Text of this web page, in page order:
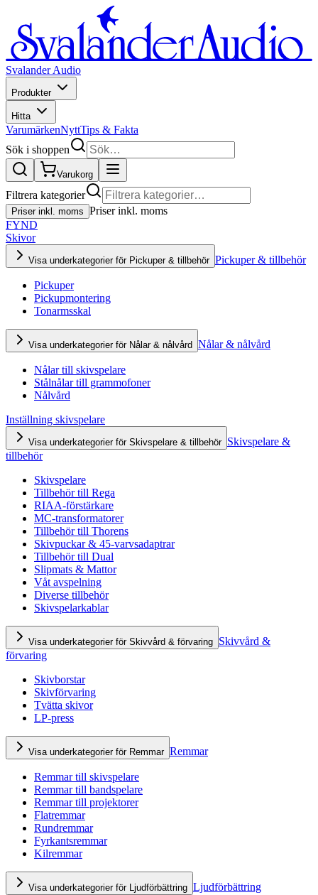
Svalander Audio
Produkter
Hitta
VarumärkenNyttTips & Fakta
Sök i shoppen
Varukorg
Filtrera kategorier
Priser inkl. moms Priser inkl. moms
FYND
Skivor
Visa underkategorier för Pickuper & tillbehör Pickuper & tillbehör
Pickuper
Pickupmontering
Tonarmsskal
Visa underkategorier för Nålar & nålvård Nålar & nålvård
Nålar till skivspelare
Stålnålar till grammofoner
Nålvård
Inställning skivspelare
Visa underkategorier för Skivspelare & tillbehör Skivspelare &
tillbehör
Skivspelare
Tillbehör till Rega
RIAA-förstärkare
MC-transformatorer
Tillbehör till Thorens
Skivpuckar & 45-varvsadaptrar
Tillbehör till Dual
Slipmats & Mattor
Våt avspelning
Diverse tillbehör
Skivspelarkablar
Visa underkategorier för Skivvård & förvaring Skivvård &
förvaring
Skivborstar
Skivförvaring
Tvätta skivor
LP-press
Visa underkategorier för Remmar Remmar
Remmar till skivspelare
Remmar till bandspelare
Remmar till projektorer
Flatremmar
Rundremmar
Fyrkantsremmar
Kilremmar
Visa underkategorier för Ljudförbättring Ljudförbättring